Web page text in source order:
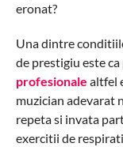
eronat?
Una dintre
de prestigiu este ca
profesionale altfel
muzician adevarat
repeta si invata
exercitii de